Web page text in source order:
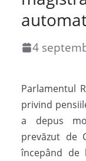
4
Parlamentul
privind
a depus
prevăzut de
începând de